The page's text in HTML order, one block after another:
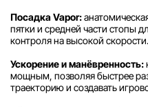
Посадка Vapor:
пятки и средней части стопы
контроля на высокой скорости.
Ускорение и манёвренность:
мощным, позволяя быстрее
траекторию и создавать